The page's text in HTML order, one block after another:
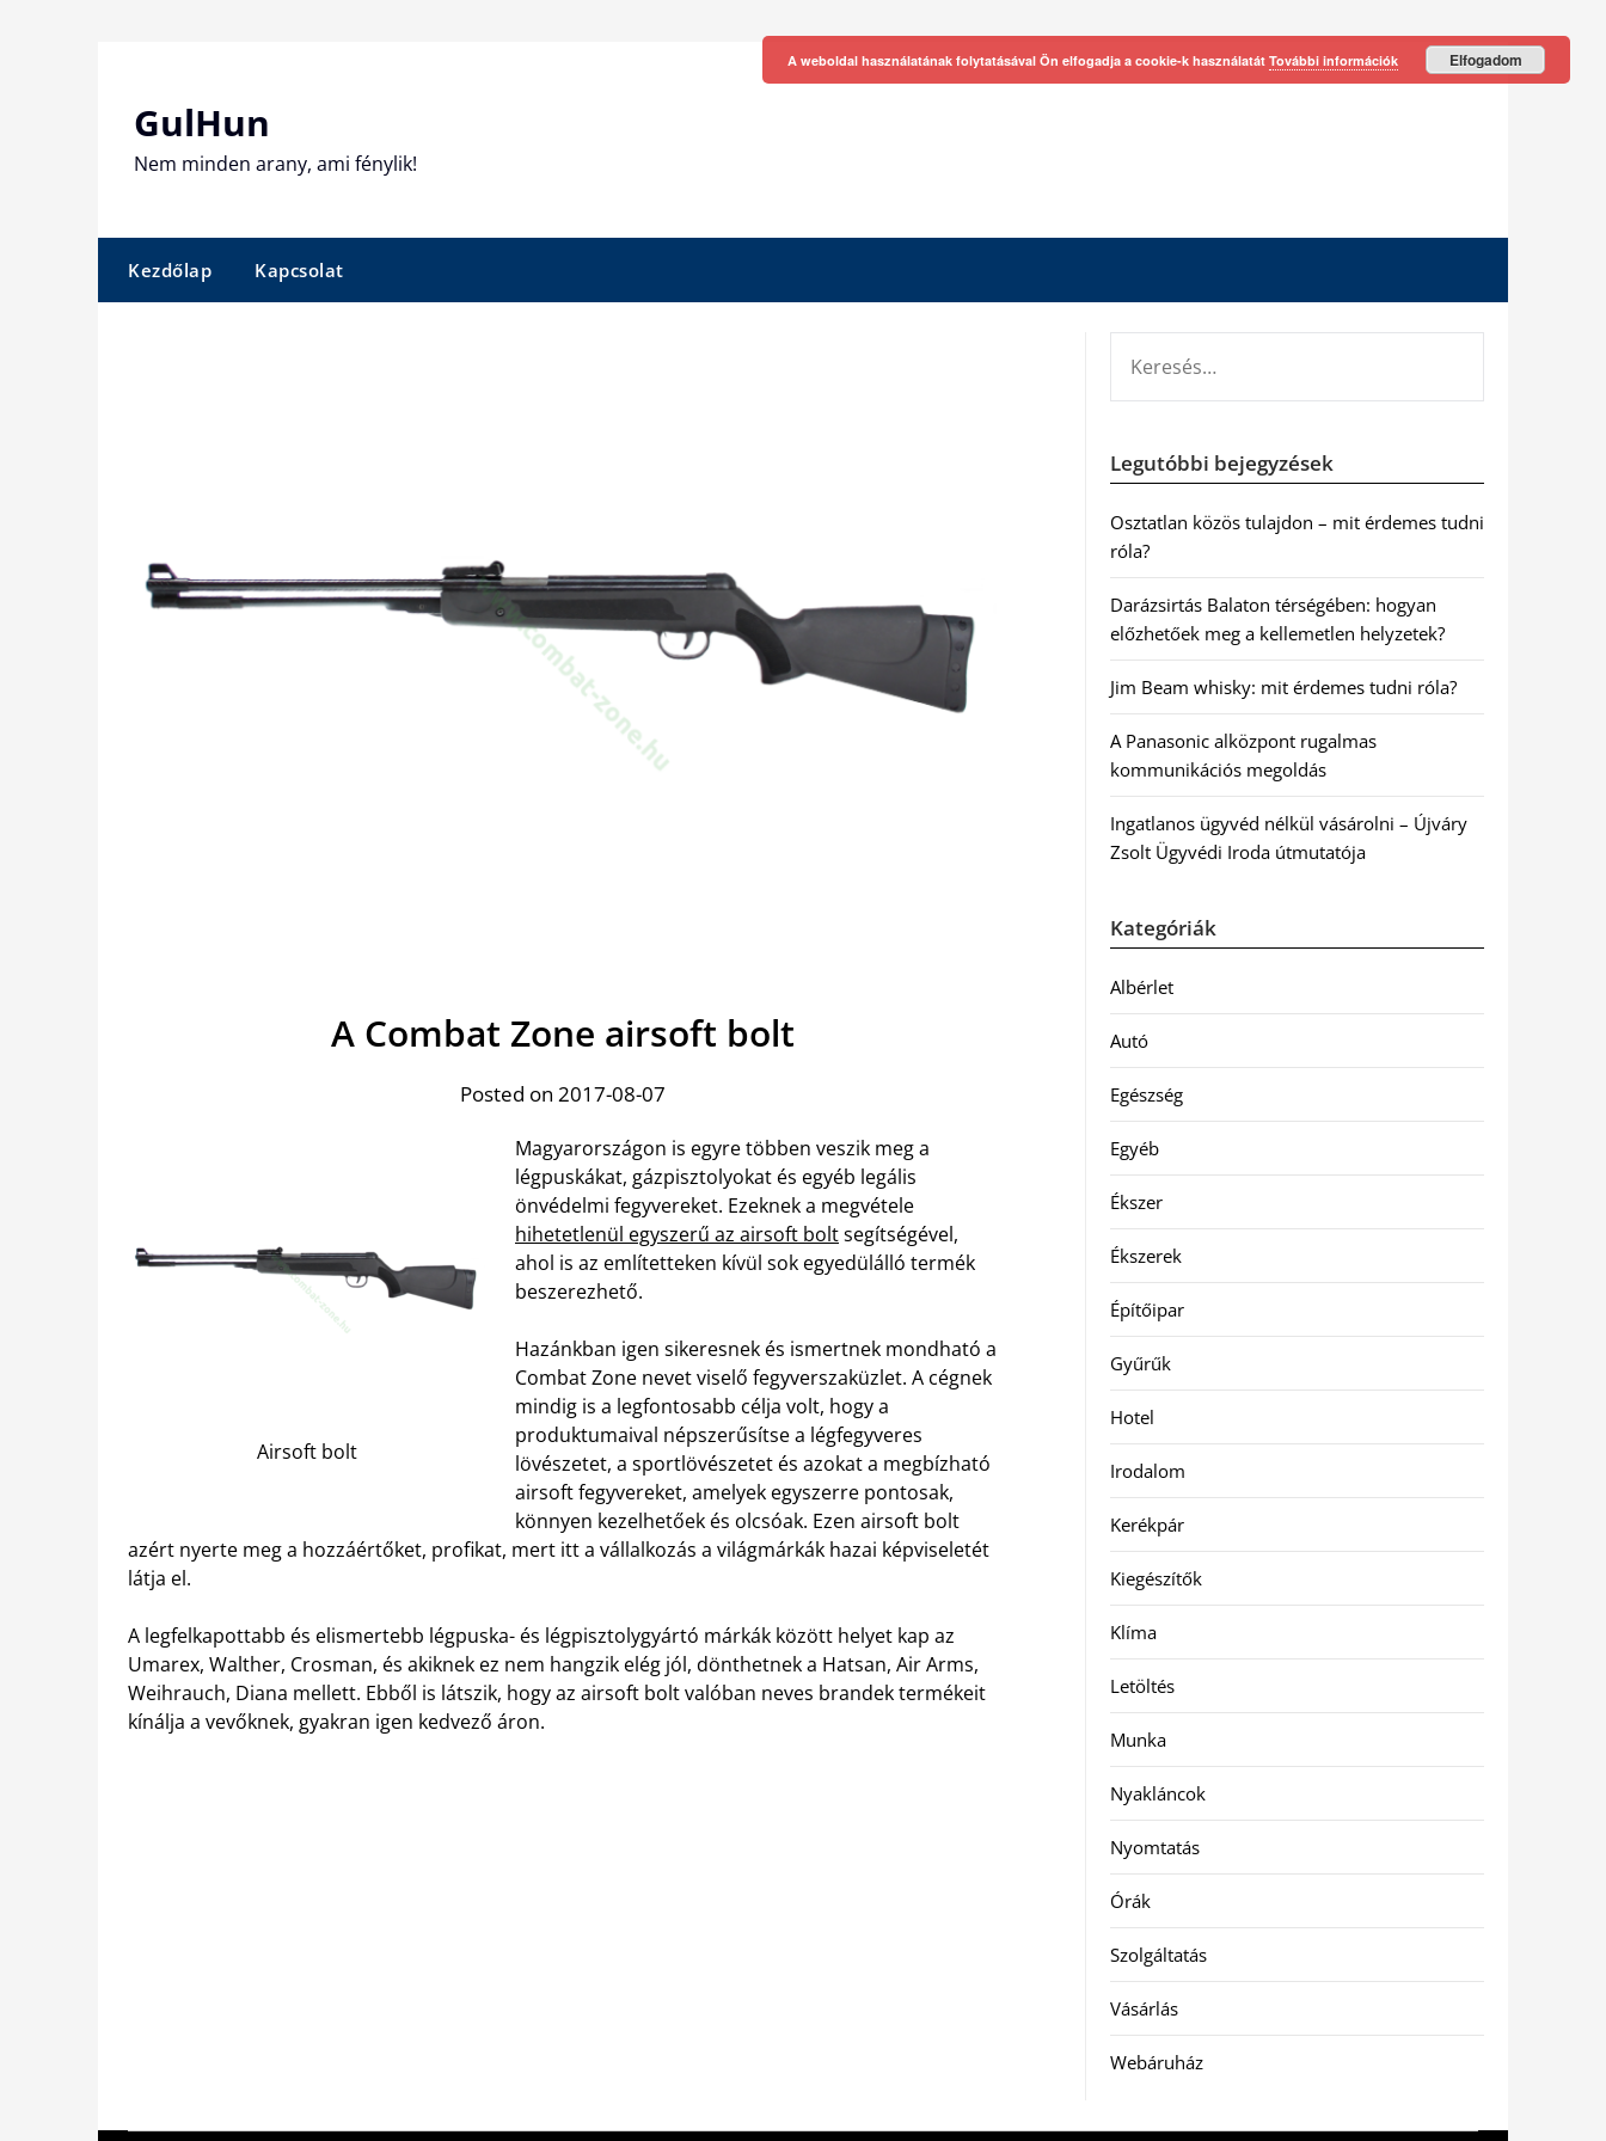
GulHun
Nem minden arany, ami fénylik!
Kezdőlap Kapcsolat
A Combat Zone airsoft bolt
Posted on 2017-08-07
Airsoft bolt
Magyarországon is egyre többen veszik meg a
légpuskákat, gázpisztolyokat és egyéb legális
önvédelmi fegyvereket. Ezeknek a megvétele
hihetetlenül egyszerű az airsoft boltsegítségével,
ahol is az említetteken kívül sok egyedülálló termék
beszerezhető.
Hazánkban igen sikeresnek és ismertnek mondható a
Combat Zone nevet viselő fegyverszaküzlet. A cégnek
mindig is a legfontosabb célja volt, hogy a
produktumaival népszerűsítse a légfegyveres
lövészetet, a sportlövészetet és azokat a megbízható
airsoft fegyvereket, amelyek egyszerre pontosak,
könnyen kezelhetőek és olcsóak. Ezen airsoft bolt
azért nyerte meg a hozzáértőket, profikat, mert itt a vállalkozás a világmárkák hazai képviseletét
látja el.
A legfelkapottabb és elismertebb légpuska- és légpisztolygyártó márkák között helyet kap az
Umarex, Walther, Crosman, és akiknek ez nem hangzik elég jól, dönthetnek a Hatsan, Air Arms,
Weihrauch, Diana mellett. Ebből is látszik, hogy az airsoft bolt valóban neves brandek termékeit
kínálja a vevőknek, gyakran igen kedvező áron.
Legutóbbi bejegyzések
Osztatlan közös tulajdon – mit érdemes tudni
róla?
Darázsirtás Balaton térségében: hogyan
előzhetőek meg a kellemetlen helyzetek?
Jim Beam whisky: mit érdemes tudni róla?
A Panasonic alközpont rugalmas
kommunikációs megoldás
Ingatlanos ügyvéd nélkül vásárolni – Újváry
Zsolt Ügyvédi Iroda útmutatója
Kategóriák
Albérlet
Autó
Egészség
Egyéb
Ékszer
Ékszerek
Építőipar
Gyűrűk
Hotel
Irodalom
Kerékpár
Kiegészítők
Klíma
Letöltés
Munka
Nyakláncok
Nyomtatás
Órák
Szolgáltatás
Vásárlás
Webáruház
A weboldal használatának folytatásával Ön elfogadja a cookie-k használatát További információk Elfogadom